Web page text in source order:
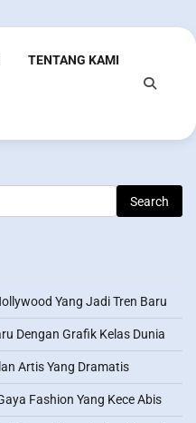
TENTANG KAMI
Yang Jadi Tren Baru
Dengan Grafik Kelas Dunia
Artis Yang Dramatis
Fashion Yang Kece Abis